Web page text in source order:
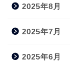
2025年8月
2025年7月
2025年6月